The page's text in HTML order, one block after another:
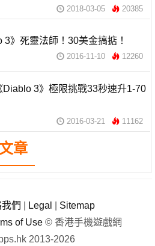
2018-03-05 20385
3》死靈法師！30美金搞掂！
2016-11-10 12260
Diablo 3》極限挑戰33秒速升1-70
2016-03-21 11162
章
們 Legal
Sitemap
of Use © 香港手機遊戲網
2013-2026